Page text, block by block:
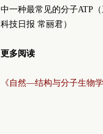
中一种最常见的分子ATP
科技日报 常丽君）
更多阅读
《自然—结构与分子生物